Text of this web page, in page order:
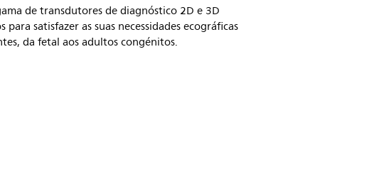
de transdutores de diagnóstico 2D e 3D
satisfazer as suas necessidades ecográficas
da fetal aos adultos congénitos.